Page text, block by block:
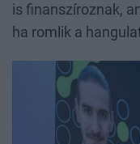
is finanszíroznak,
ha romlik a